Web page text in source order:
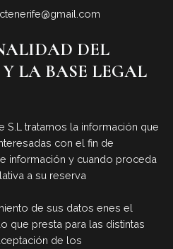
DEL
LA BASE LEGAL
S.L tratamos la información que
con el fin de
información y cuando proceda
a su reserva
de sus datos enes el
que presta para las distintas
de los